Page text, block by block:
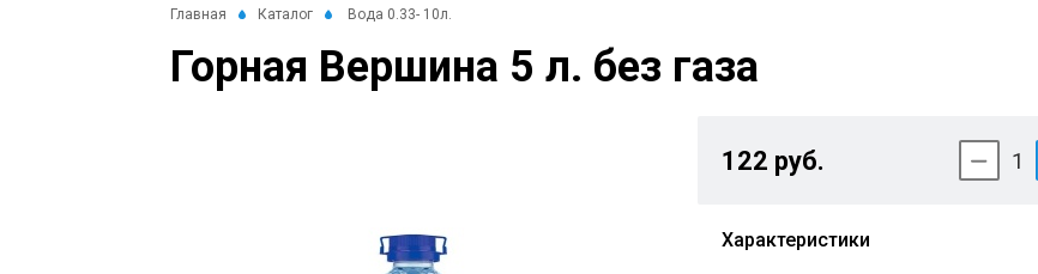
Главная Каталог Вода 0.33- 10л.
Горная Вершина 5 л. без газа
122 руб. 1
Характеристики